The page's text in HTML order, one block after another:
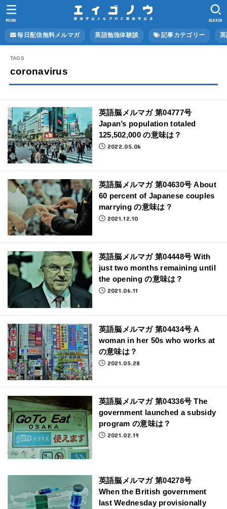
毎日配信無料メルマガ 英語勉強体験談 記事カテゴリー
SEARCH
MENU
coronavirus
英語脳メルマガ 第04777号
Japan’s population totaled
125,502,000 の意味は？
2022.05.06
英語脳メルマガ 第04630号 About
60 percent of Japanese couples
marrying の意味は？
2021.12.10
英語脳メルマガ 第04448号 With
just two months remaining until
the opening の意味は？
2021.06.11
英語脳メルマガ 第04434号 A
woman in her 50s who works at
の意味は？
2021.05.28
英語脳メルマガ 第04336号 The
government launched a subsidy
program の意味は？
2021.02.19
英語脳メルマガ 第04278号
When the British government
last Wednesday provisionally